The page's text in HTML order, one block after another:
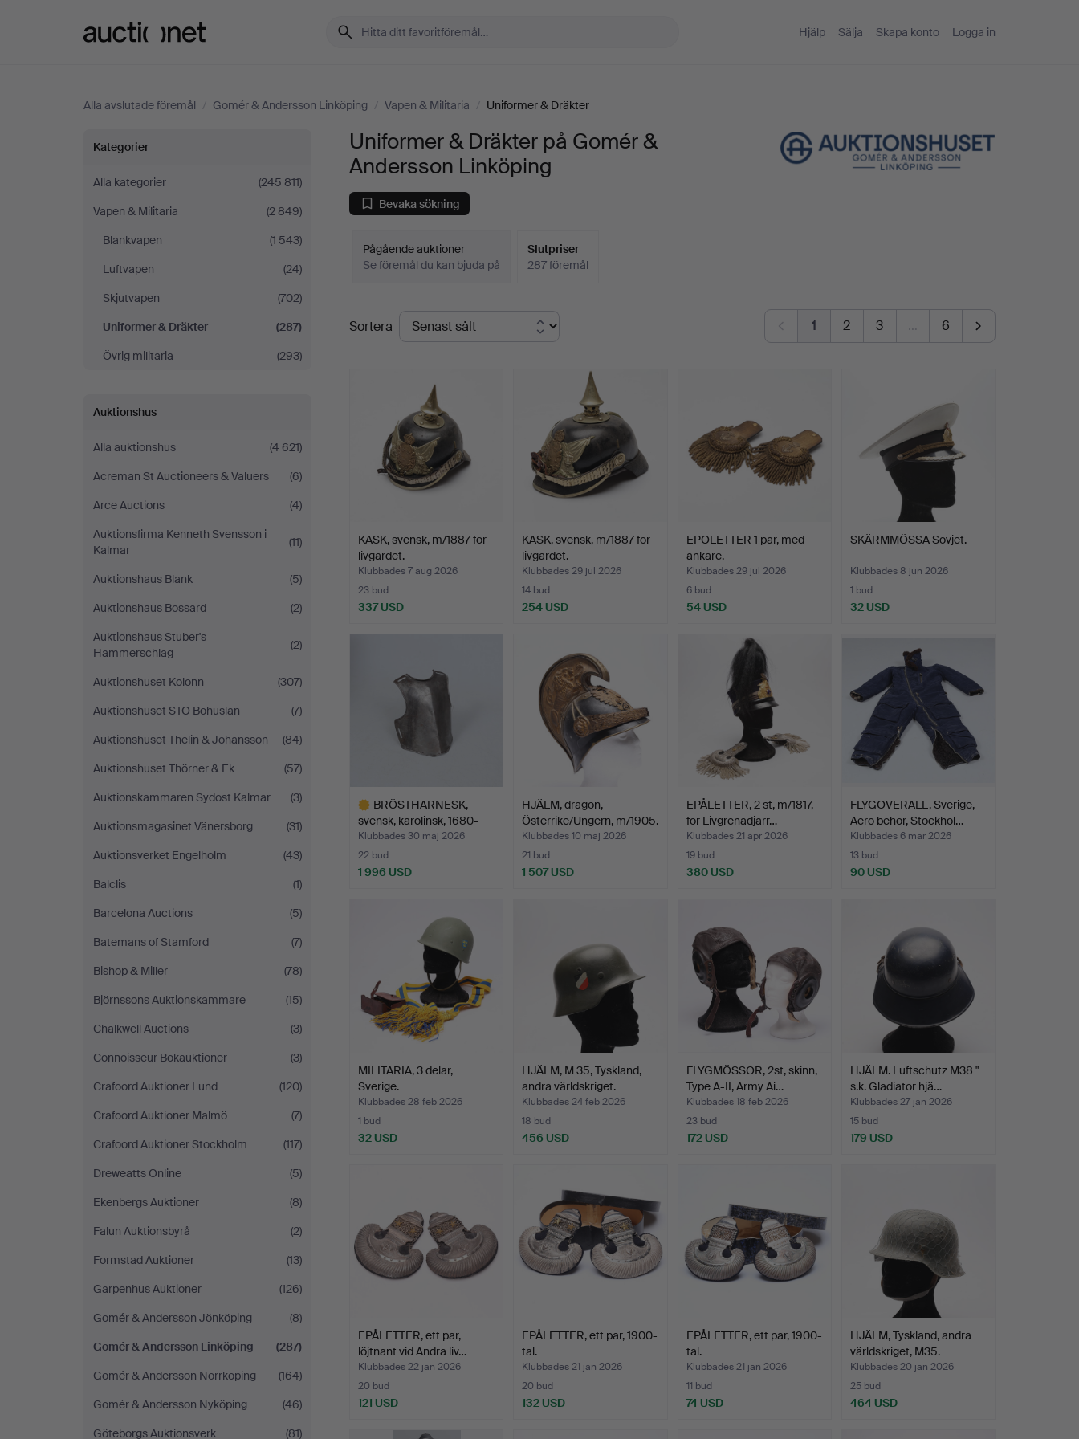
Hjälp Sälja Skapa konto Logga in
Alla avslutade föremål / Gomér & Andersson Linköping / Vapen & Militaria / Uniformer & Dräkter
Uniformer
&
Dräkter
på
Gomér
Linköping
Kategorier
Alla kategorier
(245 811)
Vapen & Militaria
(2 849)
Blankvapen
(1 543)
Luftvapen
(24)
Skjutvapen
(702)
Uniformer & Dräkter
(287)
Övrig militaria
(293)
Auktionshus
Alla auktionshus
(4 621)
Acreman St Auctioneers & Valuers
(6)
Arce Auctions
(4)
Auktionsfirma Kenneth Svensson i
Kalmar
(11)
Auktionshaus Blank
(5)
Auktionshaus Bossard
(2)
Auktionshaus Stuber's
Hammerschlag
(2)
Auktionshuset Kolonn
(307)
Auktionshuset STO Bohuslän
(7)
Auktionshuset Thelin & Johansson
(84)
Auktionshuset Thörner & Ek
(57)
Auktionskammaren Sydost Kalmar
(3)
Auktionsmagasinet Vänersborg
(31)
Auktionsverket Engelholm
(43)
Balclis
(1)
Barcelona Auctions
(5)
Batemans of Stamford
(7)
Bishop & Miller
(78)
Björnssons Auktionskammare
(15)
Chalkwell Auctions
(3)
Connoisseur Bokauktioner
(3)
Crafoord Auktioner Lund
(120)
Crafoord Auktioner Malmö
(7)
Crafoord Auktioner Stockholm
(117)
Dreweatts Online
(5)
Ekenbergs Auktioner
(8)
Falun Auktionsbyrå
(2)
Formstad Auktioner
(13)
Garpenhus Auktioner
(126)
Gomér & Andersson Jönköping
(8)
Gomér & Andersson Linköping
(287)
Gomér & Andersson Norrköping
(164)
Gomér & Andersson Nyköping
(46)
Göteborgs Auktionsverk
(81)
Uniformer & Dräkter på Gomér &
Andersson Linköping
Bevaka sökning
Pågående auktioner
Se föremål du kan bjuda på
Slutpriser
287 föremål
Slutpriser
Sortera 1 2 3 … 6
KASK, svensk, m/1887 för
livgardet.
Klubbades 7 aug 2026
23 bud
337 USD
KASK, svensk, m/1887 för
livgardet.
Klubbades 29 jul 2026
14 bud
254 USD
EPOLETTER 1 par, med
ankare.
Klubbades 29 jul 2026
6 bud
54 USD
SKÄRMMÖSSA Sovjet.
Klubbades 8 jun 2026
1 bud
32 USD
BRÖSTHARNESK,
svensk, karolinsk, 1680-
tals…
Klubbades 30 maj 2026
22 bud
1 996 USD
HJÄLM, dragon,
Österrike/Ungern, m/1905.
Klubbades 10 maj 2026
21 bud
1 507 USD
EPÅLETTER, 2 st, m/1817,
för Livgrenadjärr…
Klubbades 21 apr 2026
19 bud
380 USD
FLYGOVERALL, Sverige,
Aero behör, Stockhol…
Klubbades 6 mar 2026
13 bud
90 USD
MILITARIA, 3 delar,
Sverige.
Klubbades 28 feb 2026
1 bud
32 USD
HJÄLM, M 35, Tyskland,
andra världskriget.
Klubbades 24 feb 2026
18 bud
456 USD
FLYGMÖSSOR, 2st, skinn,
Type A-II, Army Ai…
Klubbades 18 feb 2026
23 bud
172 USD
HJÄLM. Luftschutz M38 "
s.k. Gladiator hjä…
Klubbades 27 jan 2026
15 bud
179 USD
EPÅLETTER, ett par,
löjtnant vid Andra liv…
Klubbades 22 jan 2026
20 bud
121 USD
EPÅLETTER, ett par, 1900-
tal.
Klubbades 21 jan 2026
20 bud
132 USD
EPÅLETTER, ett par, 1900-
tal.
Klubbades 21 jan 2026
11 bud
74 USD
HJÄLM, Tyskland, andra
världskriget, M35.
Klubbades 20 jan 2026
25 bud
464 USD